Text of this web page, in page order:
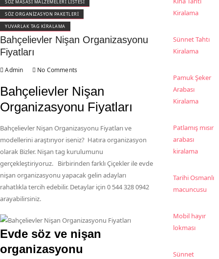
SÖZ MASASI MALZEMELERI LISTESI
SÖZ ORGANIZASYON PAKETLERI
YUVARLAK TAG KIRALAMA
Bahçelievler Nişan Organizasyonu
Fiyatları
Admin No Comments
Bahçelievler Nişan
Organizasyonu Fiyatları
Bahçelievler Nişan Organizasyonu Fiyatları ve
modellerini araştırıyor iseniz? Hatıra organizasyon
olarak Bizler. Nişan tag kurulumunu
gerçekleştiriyoruz. Birbirinden farklı Çiçekler ile evde
nişan organizasyonu yapacak gelin adayları
rahatlıkla tercih edebilir. Detaylar için 0 544 328 0942
arayabilirsiniz.
Evde söz ve nişan
organizasyonu
Kiralama
Sünnet Tahtı
Kiralama
Pamuk Şeker
Arabası
Kiralama
Patlamış mısır
arabası
kiralama
Tarihi Osmanlı
macuncusu
Mobil hayır
lokması
Sünnet